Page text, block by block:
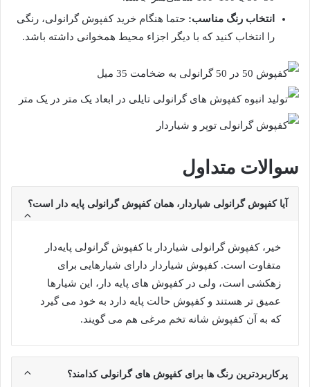
انتخاب رنگ مناسب: حتما هنگام خرید کفپوش گرانولی، رنگی
را انتخاب کنید که با دیگر اجزاء محیط همخوانی داشته باشد.
سوالات متداول
آیا کفپوش گرانولی شیاردار، همان کفپوش گرانولی پایه دار است؟
خیر، کفپوش گرانولی شیاردار با کفپوش گرانولی پایه‌دار
متفاوت است. کفپوش شیاردار دارای شیارهایی برای
زهکشی است، ولی در کفپوش های پایه دار، این شیارها
عمیق تر هستند و کفپوش حالت پایه دارد به خود می گیرد
که به آن کفپوش شانه تخم مرغی هم می گویند.
پرکاربردترین رنگ ها برای کفپوش های گرانولی کدامند؟